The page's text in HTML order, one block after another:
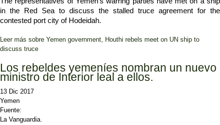
in the Red Sea to discuss the stalled truce agreement for the
contested port city of Hodeidah.
Leer más sobre Yemen government, Houthi rebels meet on UN ship to
discuss truce
Los rebeldes yemeníes nombran un nuevo
ministro de Interior leal a ellos.
13 Dic 2017
Yemen
Fuente:
La Vanguardia.